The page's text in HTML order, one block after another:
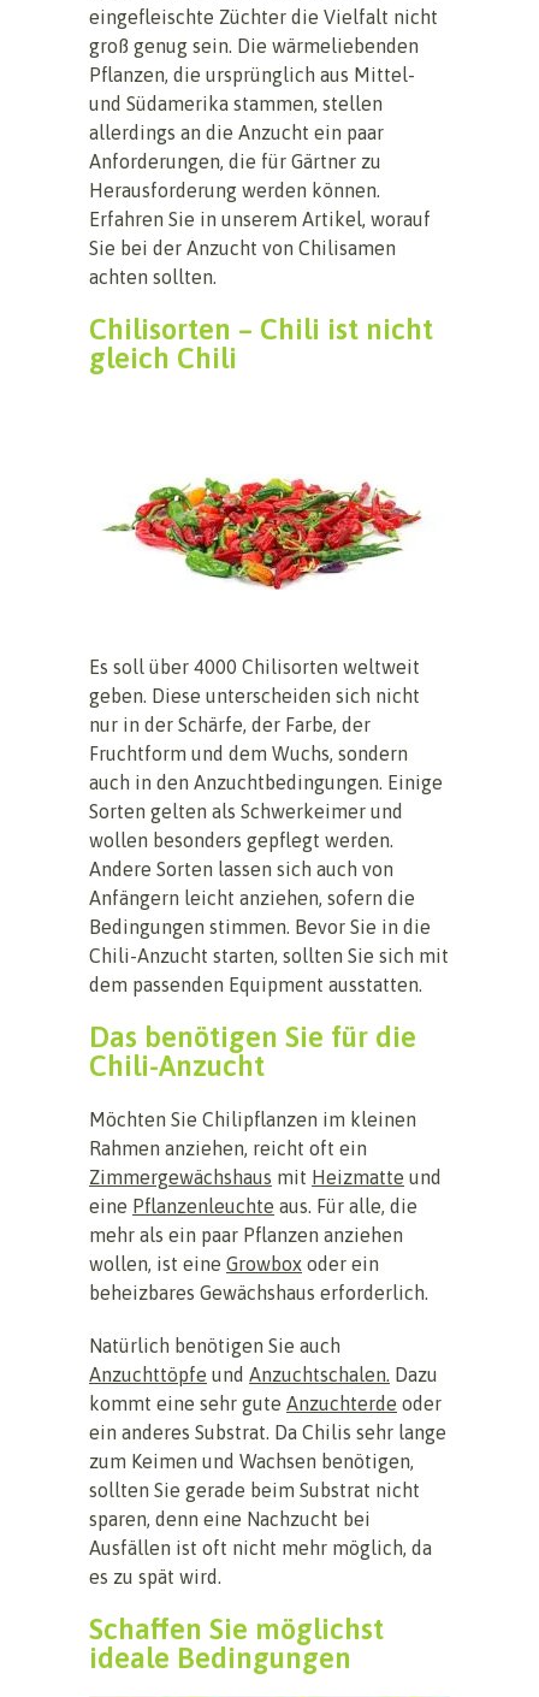
eingefleischte Züchter die Vielfalt nicht
groß genug sein. Die wärmeliebenden
Pflanzen, die ursprünglich aus Mittel-
und Südamerika stammen, stellen
allerdings an die Anzucht ein paar
Anforderungen, die für Gärtner zu
Herausforderung werden können.
Erfahren Sie in unserem Artikel, worauf
Sie bei der Anzucht von Chilisamen
achten sollten.
Chilisorten – Chili ist nicht
gleich Chili
Es soll über 4000 Chilisorten weltweit
geben. Diese unterscheiden sich nicht
nur in der Schärfe, der Farbe, der
Fruchtform und dem Wuchs, sondern
auch in den Anzuchtbedingungen. Einige
Sorten gelten als Schwerkeimer und
wollen besonders gepflegt werden.
Andere Sorten lassen sich auch von
Anfängern leicht anziehen, sofern die
Bedingungen stimmen. Bevor Sie in die
Chili-Anzucht starten, sollten Sie sich mit
dem passenden Equipment ausstatten.
Das benötigen Sie für die
Chili-Anzucht
Möchten Sie Chilipflanzen im kleinen
Rahmen anziehen, reicht oft ein
Zimmergewächshaus mit Heizmatte und
eine Pflanzenleuchte aus. Für alle, die
mehr als ein paar Pflanzen anziehen
wollen, ist eine Growbox oder ein
beheizbares Gewächshaus erforderlich.
Natürlich benötigen Sie auch
Anzuchttöpfe und Anzuchtschalen. Dazu
kommt eine sehr gute Anzuchterde oder
ein anderes Substrat. Da Chilis sehr lange
zum Keimen und Wachsen benötigen,
sollten Sie gerade beim Substrat nicht
sparen, denn eine Nachzucht bei
Ausfällen ist oft nicht mehr möglich, da
es zu spät wird.
Schaffen Sie möglichst
ideale Bedingungen